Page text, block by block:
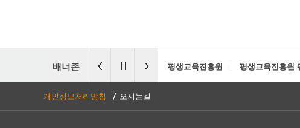
배너존 평생교육진흥원 평생교육진흥원
개인정보처리방침 오시는길